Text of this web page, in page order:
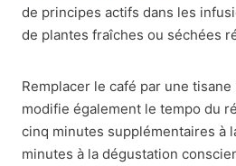
de principes actifs dans les
de plantes fraîches ou séchées
Remplacer le café par une
modifie également le tempo du
cinq minutes supplémentaires à
minutes à la dégustation